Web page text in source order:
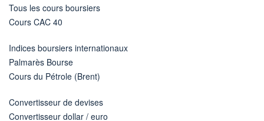
Tous les cours boursiers
Cours CAC 40
Indices boursiers internationaux
Palmarès Bourse
Cours du Pétrole (Brent)
Convertisseur de devises
Convertisseur dollar / euro